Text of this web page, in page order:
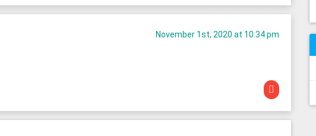
November 1st, 2020 at 10:34 pm